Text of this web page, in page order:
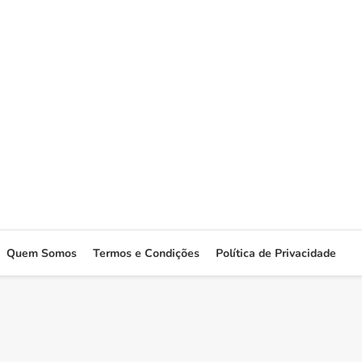
Quem Somos Termos e Condições Política de Privacidade